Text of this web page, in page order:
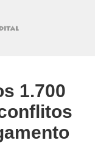
1.700